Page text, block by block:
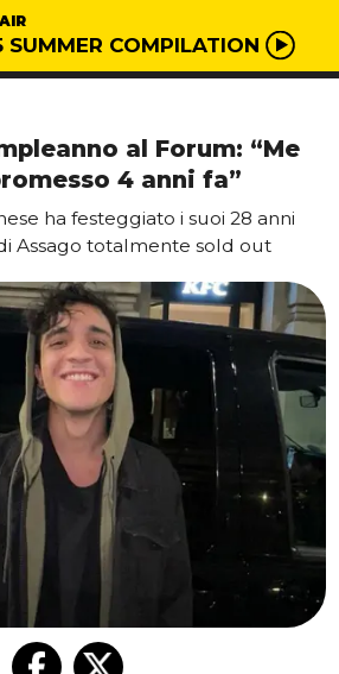
SUMMER COMPILATION
al Forum: “Me
4 anni fa”
ha festeggiato i suoi 28 anni
Assago totalmente sold out